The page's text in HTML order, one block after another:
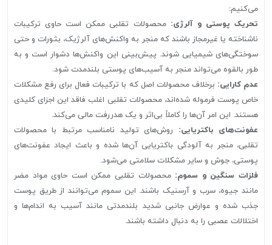
می‌کنیم:
تحریک پوستی و آلرژی: محصولات تقلبی ممکن است حاوی ترکیبات
ناشناخته یا غیرمجاز باشند که منجر به واکنش‌های آلرژیک، بثورات و حتی
سوختگی‌های شیمیایی شوند. پیش‌بینی این واکنش‌ها دشوار است و به
طور بالقوه می‌تواند منجر به آسیب‌های پوستی بلندمدت شود.
عدم کارایی: برخلاف محصولات اصل که با ترکیبات فعال برای رفع مشکلات
خاص پوست فرموله شده‌اند، محصولات تقلبی اغلب فاقد این اجزای کلیدی
هستند. این امر آن‌ها را کاملاً بی‌اثر و یک هدررفت مالی می‌کند.
عفونت‌های باکتریایی: روش‌های تولید نامناسب مرتبط با محصولات
تقلبی، منجر به آلودگی باکتریایی آن‌ها شده و باعث ایجاد عفونت‌های
پوستی، جوش و سایر مشکلات سلامتی می‌شود.
فلزات سنگین و سموم: محصولات تقلبی ممکن است حاوی مواد مضر
مانند جیوه، سرب و آرسنیک باشند. این سموم می‌توانند از طریق پوست
جذب شده و عوارض جانبی شدید بلندمدتی مانند آسیب به اندام‌ها و
اختلالات عصبی را به دنبال داشته باشند.